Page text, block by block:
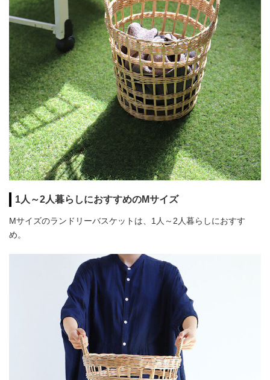
1人～2人暮らしにおすすめのMサイズ
Mサイズのランドリーバスケットは、1人～2人暮らしにおすす
め。